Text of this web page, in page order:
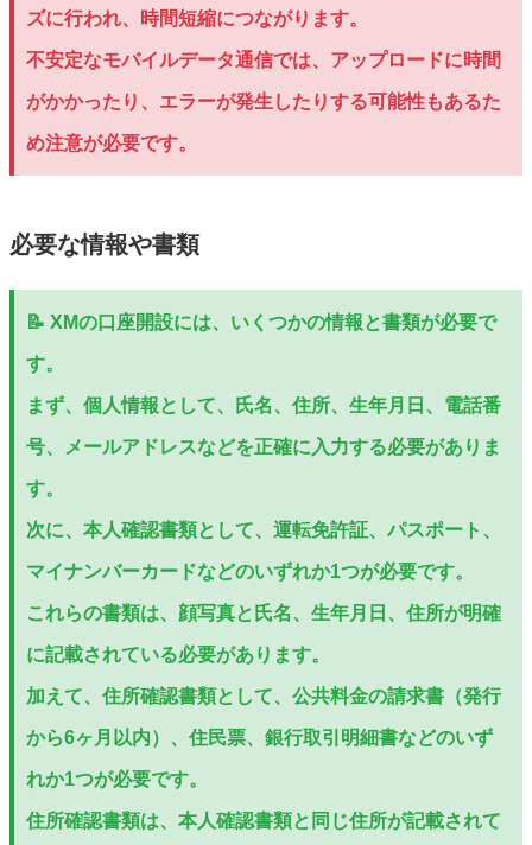
ズに行われ、時間短縮につながります。
不安定なモバイルデータ通信では、アップロードに時間
がかかったり、エラーが発生したりする可能性もあるた
め注意が必要です。
必要な情報や書類
📝 XMの口座開設には、いくつかの情報と書類が必要で
す。
まず、個人情報として、氏名、住所、生年月日、電話番
号、メールアドレスなどを正確に入力する必要がありま
す。
次に、本人確認書類として、運転免許証、パスポート、
マイナンバーカードなどのいずれか1つが必要です。
これらの書類は、顔写真と氏名、生年月日、住所が明確
に記載されている必要があります。
加えて、住所確認書類として、公共料金の請求書（発行
から6ヶ月以内）、住民票、銀行取引明細書などのいず
れか1つが必要です。
住所確認書類は、本人確認書類と同じ住所が記載されて